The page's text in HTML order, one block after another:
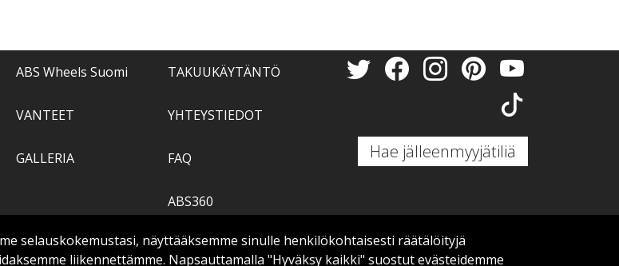
selauskokemustasi, näyttääksemme sinulle henkilökohtaisesti räätälöityjä
liikennettämme. Napsauttamalla "Hyväksy kaikki" suostut evästeidemme
ABS Wheels Suomi
VANTEET
GALLERIA
TAKUUKÄYTÄNTÖ
YHTEYSTIEDOT
FAQ
ABS360
TIETOPANKKI
Hae jälleenmyyjätiliä